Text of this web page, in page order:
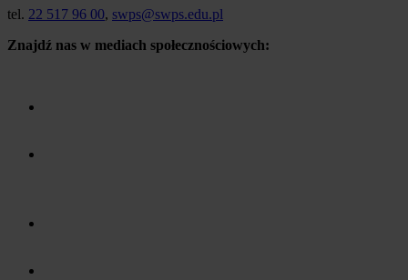
tel. 22 517 96 00, swps@swps.edu.pl
Znajdź nas w mediach społecznościowych: